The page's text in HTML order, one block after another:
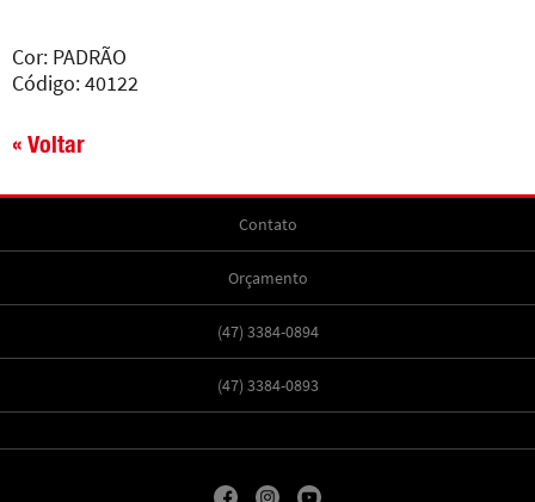
Cor: PADRÃO
Código: 40122
« Voltar
Contato
Orçamento
(47) 3384-0894
(47) 3384-0893